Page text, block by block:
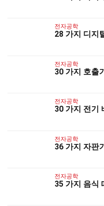
전자공학
28 가지 디지
전자공학
30 가지 호출
전자공학
30 가지 전기
전자공학
36 가지 자판
전자공학
35 가지 음식